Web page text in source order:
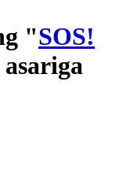
"SOS!